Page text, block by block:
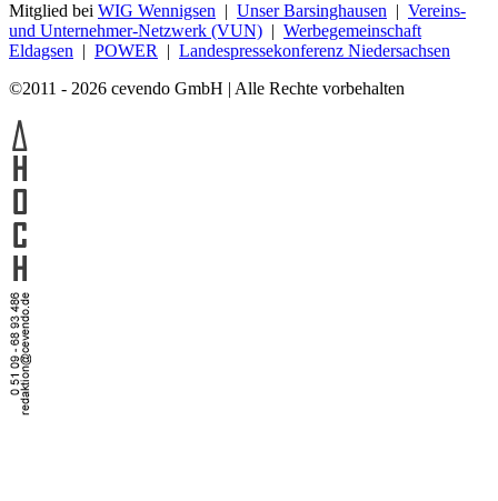
Mitglied bei WIG Wennigsen | Unser Barsinghausen | Vereins-
und Unternehmer-Netzwerk (VUN) | Werbegemeinschaft
Eldagsen | POWER | Landespressekonferenz Niedersachsen
©2011 - 2026 cevendo GmbH | Alle Rechte vorbehalten